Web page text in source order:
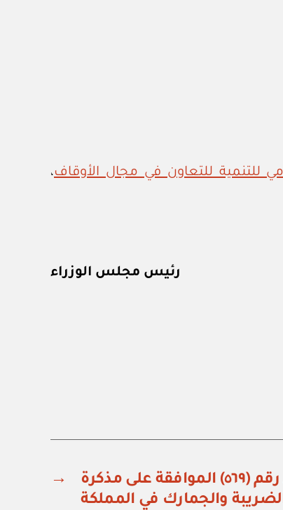
للتنمية للتعاون في مجال الأوقاف،
رئيس مجلس الوزراء
→
قرار مجلس الوزراء رقم (٥٦٩) الموافقة على مذكرة
والجمارك في المملكة